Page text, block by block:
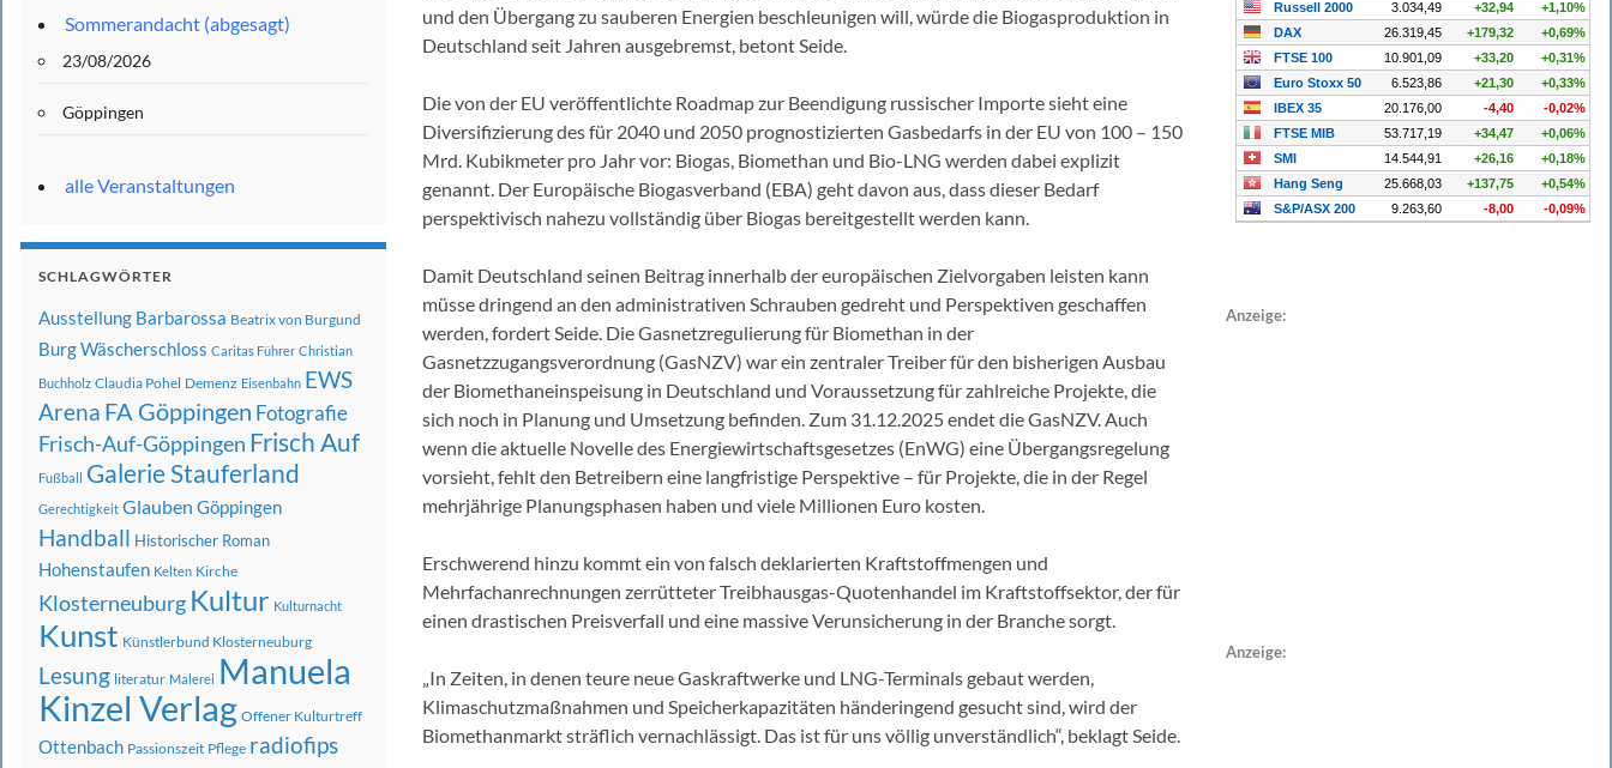
und den Übergang zu sauberen Energien beschleunigen will, würde die Biogasproduktion in
Deutschland seit Jahren ausgebremst, betont Seide.
Die von der EU veröffentlichte Roadmap zur Beendigung russischer Importe sieht eine
Diversifizierung des für 2040 und 2050 prognostizierten Gasbedarfs in der EU von 100 – 150
Mrd. Kubikmeter pro Jahr vor: Biogas, Biomethan und Bio-LNG werden dabei explizit
genannt. Der Europäische Biogasverband (EBA) geht davon aus, dass dieser Bedarf
perspektivisch nahezu vollständig über Biogas bereitgestellt werden kann.
Damit Deutschland seinen Beitrag innerhalb der europäischen Zielvorgaben leisten kann
müsse dringend an den administrativen Schrauben gedreht und Perspektiven geschaffen
werden, fordert Seide. Die Gasnetzregulierung für Biomethan in der
Gasnetzzugangsverordnung (GasNZV) war ein zentraler Treiber für den bisherigen Ausbau
der Biomethaneinspeisung in Deutschland und Voraussetzung für zahlreiche Projekte, die
sich noch in Planung und Umsetzung befinden. Zum 31.12.2025 endet die GasNZV. Auch
wenn die aktuelle Novelle des Energiewirtschaftsgesetzes (EnWG) eine Übergangsregelung
vorsieht, fehlt den Betreibern eine langfristige Perspektive – für Projekte, die in der Regel
mehrjährige Planungsphasen haben und viele Millionen Euro kosten.
Erschwerend hinzu kommt ein von falsch deklarierten Kraftstoffmengen und
Mehrfachanrechnungen zerrütteter Treibhausgas-Quotenhandel im Kraftstoffsektor, der für
einen drastischen Preisverfall und eine massive Verunsicherung in der Branche sorgt.
„In Zeiten, in denen teure neue Gaskraftwerke und LNG-Terminals gebaut werden,
Klimaschutzmaßnahmen und Speicherkapazitäten händeringend gesucht sind, wird der
Biomethanmarkt sträflich vernachlässigt. Das ist für uns völlig unverständlich“, beklagt Seide.
Sommerandacht (abgesagt)
23/08/2026
Göppingen
alle Veranstaltungen
SCHLAGWÖRTER
Ausstellung Barbarossa Beatrix von Burgund
Burg Wäscherschloss Caritas Führer Christian
Buchholz Claudia Pohel Demenz Eisenbahn EWS
Arena FA Göppingen Fotografie
Frisch-Auf-Göppingen Frisch Auf
Fußball Galerie Stauferland
Gerechtigkeit Glauben Göppingen
Handball Historischer Roman
Hohenstaufen Kelten Kirche
Klosterneuburg Kultur Kulturnacht
Kunst Künstlerbund Klosterneuburg
Lesung literatur Malerei Manuela
Kinzel Verlag Offener Kulturtreff
Ottenbach Passionszeit Pflege radiofips
Anzeige:
Anzeige: